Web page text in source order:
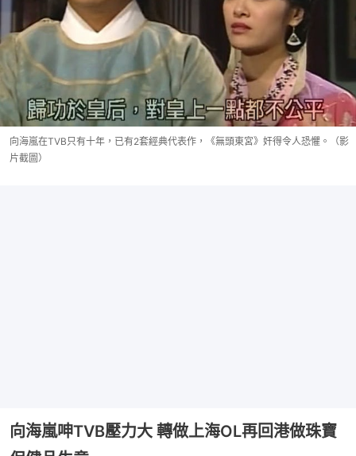
向海嵐在TVB只有十年，已有2套經典代表作，《無頭東宮》奸得令人恐懼。（影
片截圖）
向海嵐呻TVB壓力大 轉做上海OL再回港做珠寶